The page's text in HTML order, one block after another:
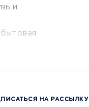
и
НА РАССЫЛКУ